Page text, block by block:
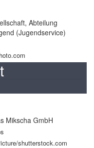
Abteilung
(Jugendservice)
Mikscha GmbH
shutterstock.com